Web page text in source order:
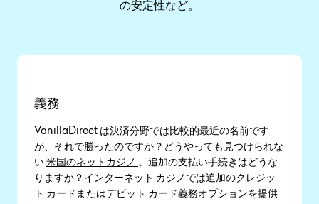
の安定性など。
義務
VanillaDirect は決済分野では比較的最近の名前です
が、それで勝ったのですか？どうやっても見つけられな
い 米国のネットカジノ 。追加の支払い手続きはどうな
りますか？インターネット カジノでは追加のクレジッ
ト カードまたはデビット カード義務オプションを提供